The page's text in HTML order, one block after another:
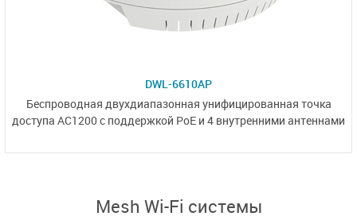
DWL-6610AP
Беспроводная двухдиапазонная унифицированная точка
доступа AC1200 с поддержкой PoE и 4 внутренними антеннами
Mesh Wi-Fi системы